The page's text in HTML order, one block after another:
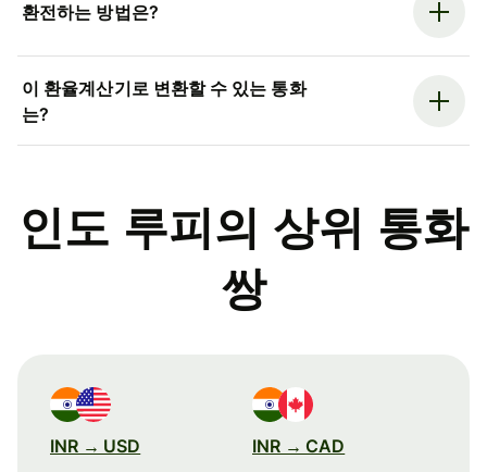
환전하는 방법은?
이 환율계산기로 변환할 수 있는 통화
는?
인도 루피의 상위 통화
쌍
INR → USD INR → CAD